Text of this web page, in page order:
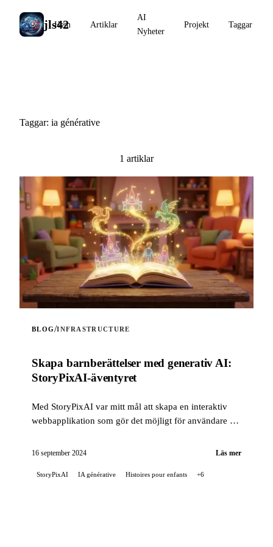
jls42
Hem Artiklar
AI
Nyheter
Projekt Taggar
Taggar: ia générative
1 artiklar
BLOG/INFRASTRUCTURE
Skapa barnberättelser med generativ AI:
StoryPixAI-äventyret
Med StoryPixAI var mitt mål att skapa en interaktiv
webbapplikation som gör det möjligt för användare att
genererade av AI-modeller ...
16 september 2024 Läs mer
StoryPixAI IA générative Histoires pour enfants +6